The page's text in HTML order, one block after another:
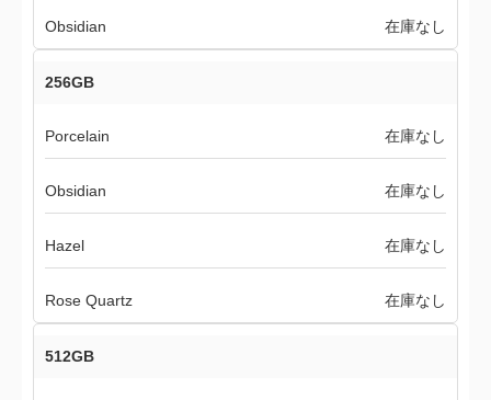
Obsidian 在庫なし
256GB
Porcelain 在庫なし
Obsidian 在庫なし
Hazel 在庫なし
Rose Quartz 在庫なし
512GB